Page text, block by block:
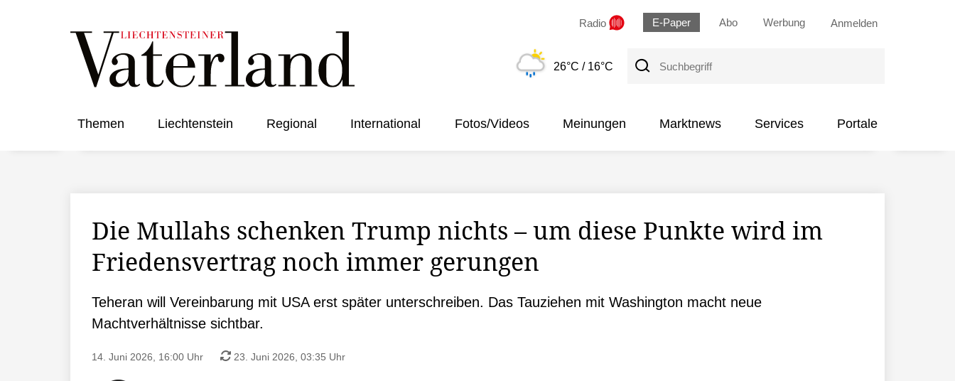
Radio E-Paper Abo Werbung Anmelden
26°C / 16°C
Suchbegriff
Themen Liechtenstein Regional International Fotos/Videos Meinungen Marktnews Services Portale
Die Mullahs schenken Trump nichts – um diese Punkte wird im
Friedensvertrag noch immer gerungen
Teheran will Vereinbarung mit USA erst später unterschreiben. Das Tauziehen mit Washington macht neue
Machtverhältnisse sichtbar.
14. Juni 2026, 16:00 Uhr 23. Juni 2026, 03:35 Uhr